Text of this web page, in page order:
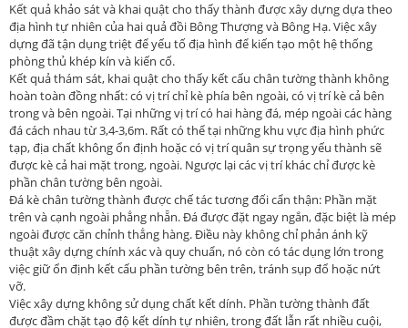
Kết quả khảo sát và khai quật cho thấy thành được xây dựng dựa theo
địa hình tự nhiên của hai quả đồi Bông Thượng và Bông Hạ. Việc xây
dựng đã tận dụng triệt để yếu tố địa hình để kiến tạo một hệ thống
phòng thủ khép kín và kiến cố.
Kết quả thám sát, khai quật cho thấy kết cấu chân tường thành không
hoàn toàn đồng nhất: có vị trí chỉ kè phía bên ngoài, có vị trí kè cả bên
trong và bên ngoài. Tại những vị trí có hai hàng đá, mép ngoài các hàng
đá cách nhau từ 3,4-3,6m. Rất có thể tại những khu vực địa hình phức
tạp, địa chất không ổn định hoặc có vị trí quân sự trọng yếu thành sẽ
được kè cả hai mặt trong, ngoài. Ngược lại các vị trí khác chỉ được kè
phần chân tường bên ngoài.
Đá kè chân tường thành được chế tác tương đối cẩn thận: Phần mặt
trên và cạnh ngoài phẳng nhẵn. Đá được đặt ngay ngắn, đặc biệt là mép
ngoài được căn chỉnh thẳng hàng. Điều này không chỉ phản ánh kỹ
thuật xây dựng chính xác và quy chuẩn, nó còn có tác dụng lớn trong
việc giữ ổn định kết cấu phần tường bên trên, tránh sụp đổ hoặc nứt
vỡ.
Việc xây dựng không sử dụng chất kết dính. Phần tường thành đất
được đầm chặt tạo độ kết dính tự nhiên, trong đất lẫn rất nhiều cuội,